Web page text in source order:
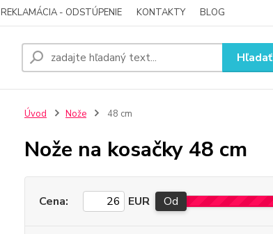
REKLAMÁCIA - ODSTÚPENIE KONTAKTY BLOG
Hľadať
Úvod Nože 48 cm
Nože na kosačky 48 cm
Cena: EUR Od